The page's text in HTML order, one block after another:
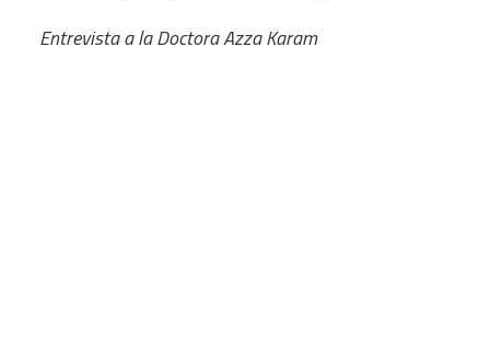
Entrevista a la Doctora Azza Karam